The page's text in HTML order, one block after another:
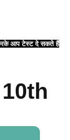
आप टेस्ट दे सकते हैं